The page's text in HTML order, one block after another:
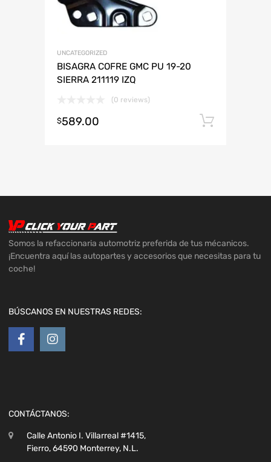
UNCATEGORIZED
BISAGRA COFRE GMC PU 19-20
SIERRA 211119 IZQ
(0 reviews)
$589.00
Somos la refaccionaria automotriz preferida de tus mécanicos.
¡Encuentra aquí las autopartes y accesorios que necesitas para tu
coche!
BÚSCANOS EN NUESTRAS REDES:
CONTÁCTANOS:
Calle Antonio I. Villarreal #1415,
Fierro, 64590 Monterrey, N.L.